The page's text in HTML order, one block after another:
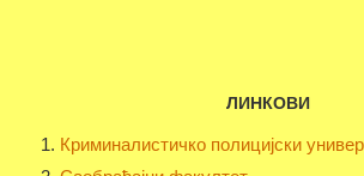
ЛИНКОВИ
Криминалистичко полицијски